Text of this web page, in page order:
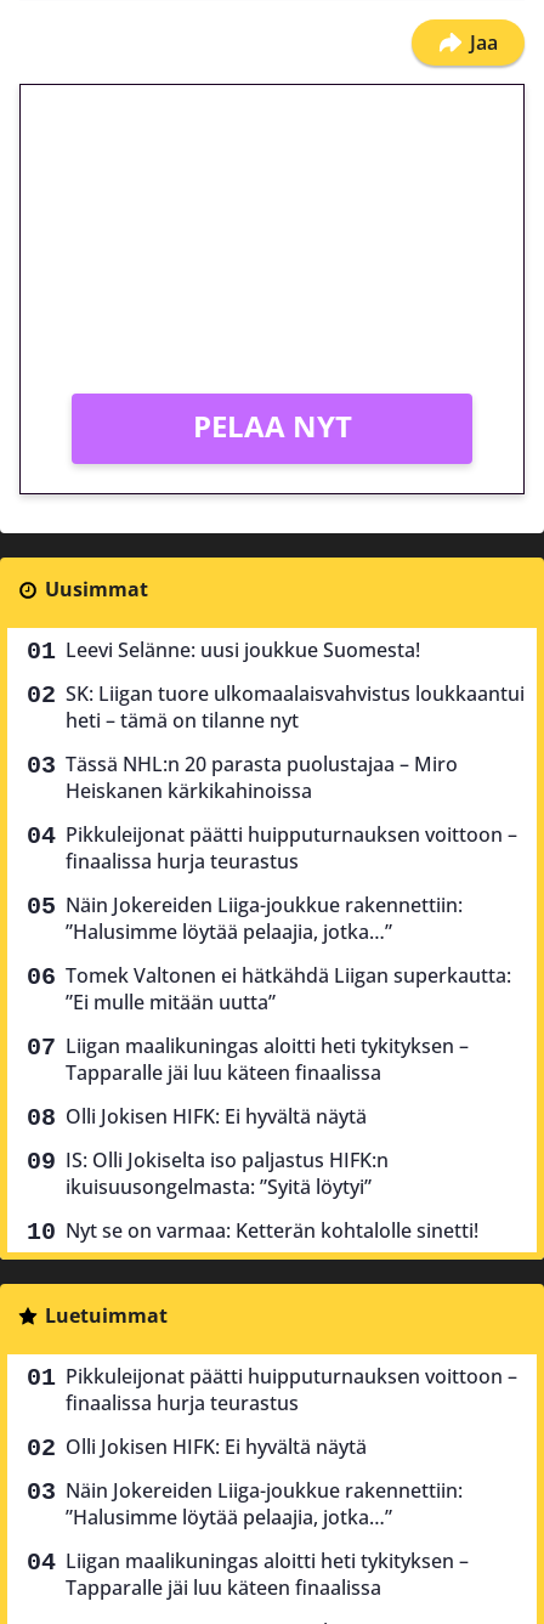
Jaa
PELAA NYT
Uusimmat
Leevi Selänne: uusi joukkue Suomesta!
SK: Liigan tuore ulkomaalaisvahvistus loukkaantui
heti – tämä on tilanne nyt
Tässä NHL:n 20 parasta puolustajaa – Miro
Heiskanen kärkikahinoissa
Pikkuleijonat päätti huipputurnauksen voittoon –
finaalissa hurja teurastus
Näin Jokereiden Liiga-joukkue rakennettiin:
”Halusimme löytää pelaajia, jotka…”
Tomek Valtonen ei hätkähdä Liigan superkautta:
”Ei mulle mitään uutta”
Liigan maalikuningas aloitti heti tykityksen –
Tapparalle jäi luu käteen finaalissa
Olli Jokisen HIFK: Ei hyvältä näytä
IS: Olli Jokiselta iso paljastus HIFK:n
ikuisuusongelmasta: ”Syitä löytyi”
Nyt se on varmaa: Ketterän kohtalolle sinetti!
Luetuimmat
Pikkuleijonat päätti huipputurnauksen voittoon –
finaalissa hurja teurastus
Olli Jokisen HIFK: Ei hyvältä näytä
Näin Jokereiden Liiga-joukkue rakennettiin:
”Halusimme löytää pelaajia, jotka…”
Liigan maalikuningas aloitti heti tykityksen –
Tapparalle jäi luu käteen finaalissa